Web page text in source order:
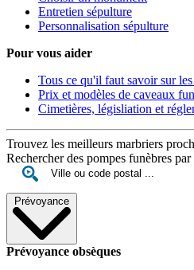
Entretien sépulture
Personnalisation sépulture
Pour vous aider
Tous ce qu'il faut savoir sur
Prix et modèles de caveaux
Cimetières, législiation et
Trouvez les meilleurs marbriers
Rechercher des pompes funèbres
Prévoyance
Prévoyance obsèques